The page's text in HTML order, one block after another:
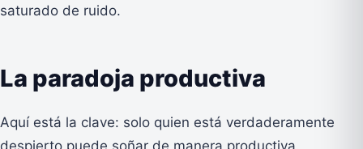
saturado de ruido.
La paradoja productiva
Aquí está la clave: solo quien está verdaderamente
despierto puede soñar de manera productiva.